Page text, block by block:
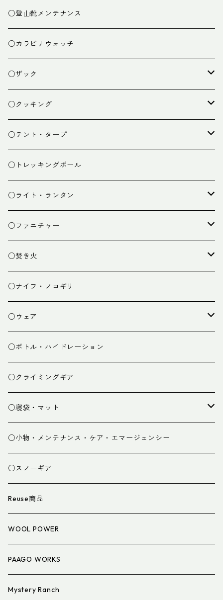
○登山靴メンテナンス
○カラビナウォッチ
○ザック
ザック
スタッフバッグ
ザック小物
○クッキング
クッカー
バーナー
カトラリー
クッキング小物
○テント・タープ
テント
タープ
ペグ・ハンマー・小物
○トレッキングポール
○ライト・ランタン
ライト
ランタン
○ファニチャー
テーブル
チェア
○焚き火
焚き火台
焚き火小物
○ナイフ・ノコギリ
○ウェア
ミドルレイヤー
ベースレイヤー
パンツ
グローブ
スパッツ・ゲイター
衣類小物
アイウェア
○ボトル・ハイドレーション
○クライミングギア
○寝袋・マット
寝袋
マット
寝具小物
○小物・メンテナンス・ケア・エマージェンシー
○スノーギア
Reuse商品
WOOL POWER
PAAGO WORKS
Mystery Ranch